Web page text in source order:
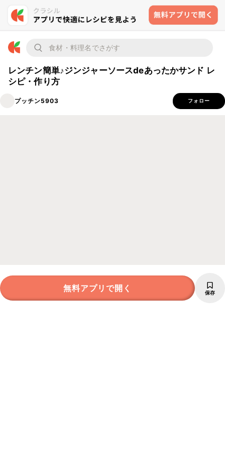
レンチン簡単♪ジンジャーソースdeあったかサンド レ
シピ・作り方
プッチン5903 フォロー
無料アプリで開く 保存